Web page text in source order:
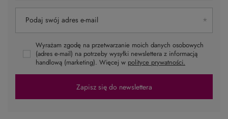
Podaj swój adres e-mail
Wyrażam zgodę na przetwarzanie moich danych osobowych
(adres e-mail) na potrzeby wysyłki newslettera z informacją
handlową (marketing). Więcej w polityce prywatności.
Zapisz się do newslettera